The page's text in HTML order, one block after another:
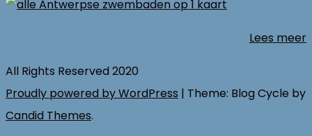
Lees meer
All Rights Reserved 2020
Proudly powered by WordPress | Theme: Blog Cycle by
Candid Themes.